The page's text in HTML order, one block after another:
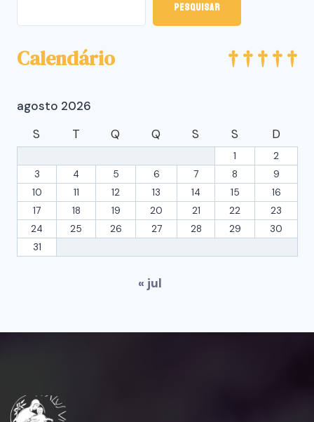
Pesquisar
Calendário
agosto 2026
S
T Q Q S S D
1
2
3
4 5 6 7 8
9
10
11 12 13 14 15
16
17
18 19 20 21 22
23
24
25 26 27 28 29
30
31
« jul